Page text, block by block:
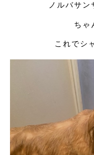
ノルバサン
ちゃ
これでシ